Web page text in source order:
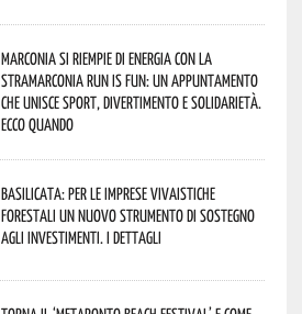
Marconia si riempie di energia con la
StraMarconia Run is Fun: un appuntamento
che unisce sport, divertimento e solidarietà.
Ecco quando
Basilicata: per le imprese vivaistiche
forestali un nuovo strumento di sostegno
agli investimenti. I dettagli